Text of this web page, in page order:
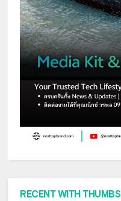
RECENT WITH THUMBS